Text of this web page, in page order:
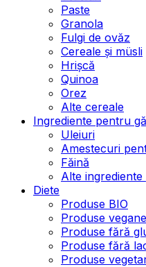
Paste
Granola
Fulgi de ovăz
Cereale și müsli
Hrișcă
Quinoa
Orez
Alte cereale
Ingrediente pentru
Uleiuri
Amestecuri
Făină
Alte
Diete
Produse BIO
Produse vegane
Produse fără
Produse fără
Produse